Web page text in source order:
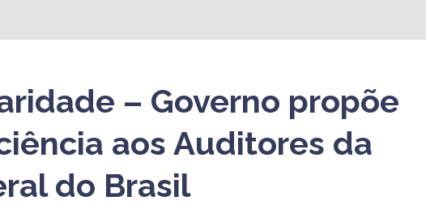
– Governo propõe
aos Auditores da
do Brasil